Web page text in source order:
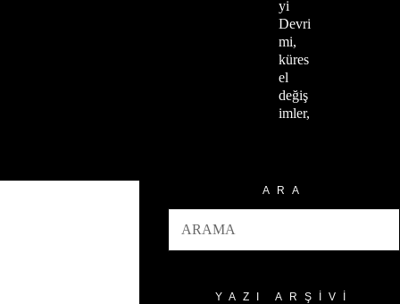
yi
Devri
mi,
küres
el
değiş
imler,
ARA
YAZI ARŞIVI